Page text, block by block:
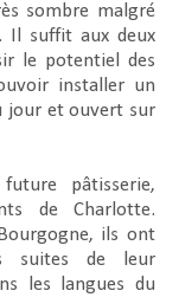
sombre malgré
Il suffit aux deux
le potentiel des
installer un
jour et ouvert sur
pâtisserie,
de Charlotte.
ils ont
suites de leur
les langues du